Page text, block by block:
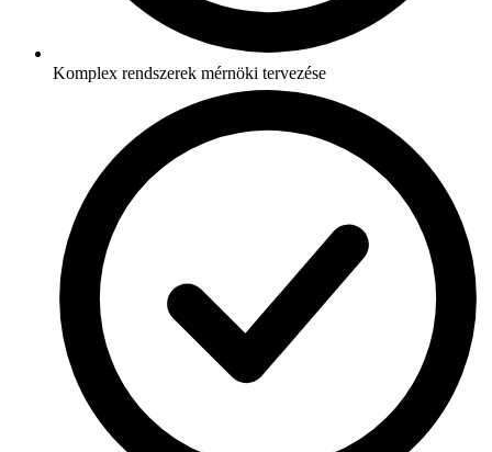
Komplex rendszerek mérnöki tervezése